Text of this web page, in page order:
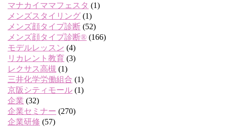
マナカイママフェスタ (1)
メンズスタイリング (1)
メンズ顔タイプ診断 (52)
メンズ顔タイプ診断® (166)
モデルレッスン (4)
リカレント教育 (3)
レクサス高槻 (1)
三井化学労働組合 (1)
京阪シティモール (1)
企業 (32)
企業セミナー (270)
企業研修 (57)